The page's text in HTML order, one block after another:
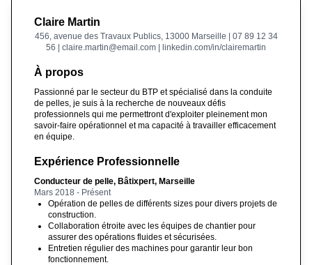
Claire Martin
456, avenue des Travaux Publics, 13000 Marseille | 07 89 12 34
56 | claire.martin@email.com | linkedin.com/in/clairemartin
À propos
Passionné par le secteur du BTP et spécialisé dans la conduite
de pelles, je suis à la recherche de nouveaux défis
professionnels qui me permettront d'exploiter pleinement mon
savoir-faire opérationnel et ma capacité à travailler efficacement
en équipe.
Expérience Professionnelle
Conducteur de pelle, Bâtixpert, Marseille
Mars 2018 - Présent
Opération de pelles de différents sizes pour divers projets de
construction.
Collaboration étroite avec les équipes de chantier pour
assurer des opérations fluides et sécurisées.
Entretien régulier des machines pour garantir leur bon
fonctionnement.